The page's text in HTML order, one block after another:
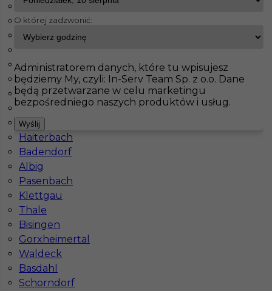
InServ Oferty pracy
Pokaż filtr
Wachtberg
Fürstenfeldbruck
Bad Schmiedeberg
Leinefelde Worbis
Ecklak
Brieselang
Langerringen
Maintal
Haiterbach
Badendorf
Albig
Pasenbach
Klettgau
Thale
Bisingen
Gorxheimertal
Waldeck
Basdahl
Schorndorf
Praca płytkarz za granicą
Kategoria
Płytkarz
Lokalizacja Niemcy
Wymagane języki
Niemiecki dobry
O której zadzwonić:
Administratorem danych, które tu wpisujesz
będziemy My, czyli: In-Serv Team Sp. z o.o. Dane
będą przetwarzane w celu marketingu
bezpośredniego naszych produktów i usług.
Wyślij